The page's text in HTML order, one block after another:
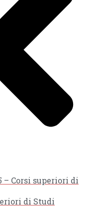
– Corsi superiori di
di Studi